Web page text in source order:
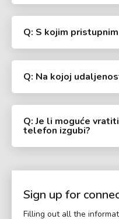
Q: S kojim
Q: Na kojoj
Q: Je li moguće
telefon izgubi?
Sign up for
Filling out all the